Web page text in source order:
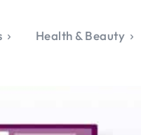
Health & Beauty